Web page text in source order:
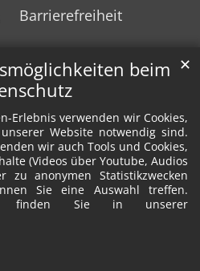
beim
Erlebnis verwenden wir Cookies,
Website notwendig sind.
wir auch Tools und Cookies,
(Videos über Youtube, Audios
zu anonymen Statistikzwecken
Sie eine Auswahl treffen.
finden Sie in unserer
✕
Barrierefreiheit